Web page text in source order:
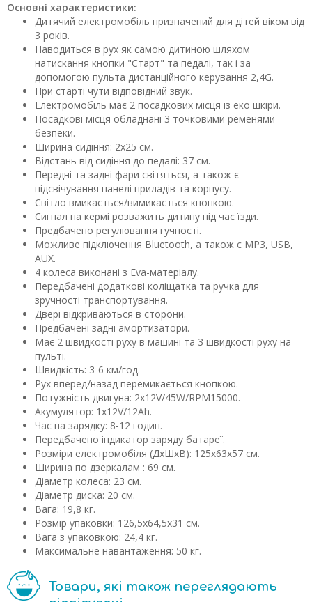
Основні характеристики:
Дитячий електромобіль призначений для дітей віком від
3 років.
Наводиться в рух як самою дитиною шляхом
натискання кнопки "Старт" та педалі, так і за
допомогою пульта дистанційного керування 2,4G.
При старті чути відповідний звук.
Електромобіль має 2 посадкових місця із еко шкіри.
Посадкові місця обладнані 3 точковими ременями
безпеки.
Ширина сидіння: 2х25 см.
Відстань від сидіння до педалі: 37 см.
Передні та задні фари світяться, а також є
підсвічування панелі приладів та корпусу.
Світло вмикається/вимикається кнопкою.
Сигнал на кермі розважить дитину під час їзди.
Предбачено регулювання гучності.
Можливе підключення Bluetooth, а також є MP3, USB,
AUX.
4 колеса виконані з Eva-матеріалу.
Передбачені додаткові коліщатка та ручка для
зручності транспортування.
Двері відкриваються в сторони.
Предбачені задні амортизатори.
Має 2 швидкості руху в машині та 3 швидкості руху на
пульті.
Швидкість: 3-6 км/год.
Рух вперед/назад перемикається кнопкою.
Потужність двигуна: 2х12V/45W/RPM15000.
Акумулятор: 1х12V/12Ah.
Час на зарядку: 8-12 годин.
Передбачено індикатор заряду батареї.
Розміри електромобіля (ДхШхВ): 125х63х57 см.
Ширина по дзеркалам : 69 см.
Діаметр колеса: 23 см.
Діаметр диска: 20 см.
Вага: 19,8 кг.
Розмір упаковки: 126,5х64,5х31 см.
Вага з упаковкою: 24,4 кг.
Максимальне навантаження: 50 кг.
Товари, які також переглядають